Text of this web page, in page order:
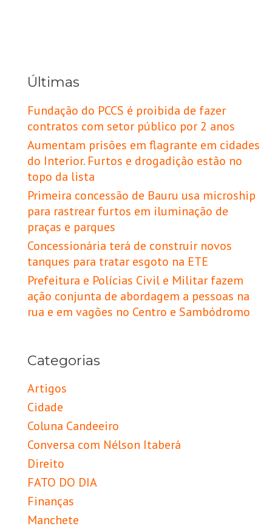
Últimas
Fundação do PCCS é proibida de fazer
contratos com setor público por 2 anos
Aumentam prisões em flagrante em cidades
do Interior. Furtos e drogadição estão no
topo da lista
Primeira concessão de Bauru usa microship
para rastrear furtos em iluminação de
praças e parques
Concessionária terá de construir novos
tanques para tratar esgoto na ETE
Prefeitura e Polícias Civil e Militar fazem
ação conjunta de abordagem a pessoas na
rua e em vagões no Centro e Sambódromo
Categorias
Artigos
Cidade
Coluna Candeeiro
Conversa com Nélson Itaberá
Direito
FATO DO DIA
Finanças
Manchete